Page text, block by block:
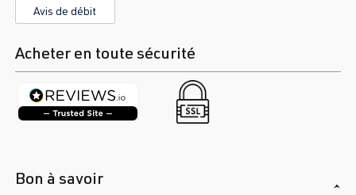
Avis de débit
Acheter en toute sécurité
Bon à savoir